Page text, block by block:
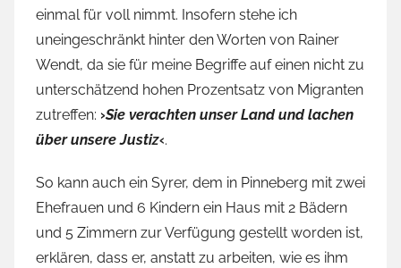
einmal für voll nimmt. Insofern stehe ich
uneingeschränkt hinter den Worten von Rainer
Wendt, da sie für meine Begriffe auf einen nicht zu
unterschätzend hohen Prozentsatz von Migranten
zutreffen: ›Sie verachten unser Land und lachen
über unsere Justiz‹.
So kann auch ein Syrer, dem in Pinneberg mit zwei
Ehefrauen und 6 Kindern ein Haus mit 2 Bädern
und 5 Zimmern zur Verfügung gestellt worden ist,
erklären, dass er, anstatt zu arbeiten, wie es ihm